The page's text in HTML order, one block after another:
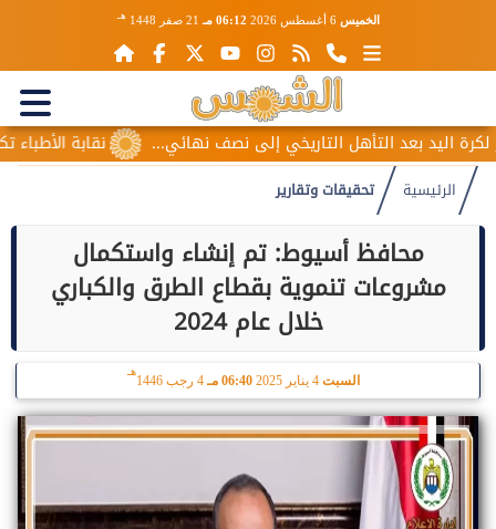
الخميس 6 أغسطس 2026 06:12 مـ 21 صفر 1448 هـ
نقابة الأطباء تكشف التأهل التاريخي إلى نصف نهائي...
الرئيسية تحقيقات وتقارير
محافظ أسيوط: تم إنشاء واستكمال
مشروعات تنموية بقطاع الطرق والكباري
خلال عام 2024
السبت 06:40 مـ 4 رجب 1446
هـ